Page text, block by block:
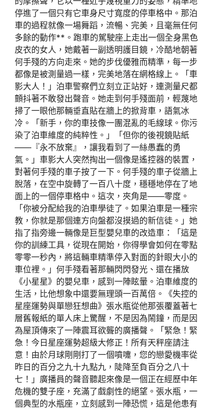
停進了一個只有它車身尺寸寬度的停車格中。那泊
車的過程就像一場舞蹈，流暢、完美，且毫無任何
多餘的動作**。跑車的駕駛座上走出一個全身黑色
皮衣的女人，她戴著一副透明護目鏡，冷酷地朝著
何手殘的方向走來。她的步伐優雅而精準，每一步
都像是被測量過一樣，完美地落在網格線上。「車
影大人！」泊車警察們立刻立正站好，連測量尺都
顫抖著不敢發出聲音。她走到何手殘面前，輕蔑地
掃了一眼他那輛垂直貼在牆上的掀背車，語氣冰
冷。「新手，你的車技像一團混亂的毛線球。你污
染了泊車維度的純粹性。」「但你的後視鏡貼紙
——『永不放棄』，讓我看到了一絲愚蠢的勇
氣。」車影大人突然掏出一個像是遙控器的裝置，
對著何手殘的車子按了一下。何手殘的車子從牆上
脫落，在空中旋轉了一百八十度，穩穩地停在了地
面上的一個停車格中。這次，夾角是——零度。
「你被分配給我的泊車學徒了。如果泊車是一種宗
教，你就是那個連方向盤都沒摸過的新信徒。」她
指了指旁邊一輛像是巨型嬰兒車的改造車：「這是
你的訓練工具，從現在開始，你得學會如何在零點
零零一秒內，將這輛車精準停入對面的針眼大小的
車位裡。」何手殘看著那輛閃閃發光、還在播放
《小星星》的嬰兒車，感到一陣眩暈。泊車維度的
生活，比他想象中還要無理頭一百萬倍。《失控的
星座運勢與單戀狂想曲》張水瓶從他那張覆蓋著七
層舊報紙的單人床上驚醒，不是因為鬧鐘，而是因
為屋頂傳來了一陣震耳欲聾的廣播聲。「緊急！緊
急！今日星座運勢超級大修正！所有天秤座請注
意！由於月球剛剛打了一個噴嚏，您的戀愛機率從
昨日的百分之九十九點九，陡降至負百分之八十
七！」廣播員的聲音聽起來像是一個正在經歷中年
危機的雙子座，充滿了戲劇性的絕望。張水瓶，一
個典型的水瓶座，立刻感到一陣恐慌，這是他患有